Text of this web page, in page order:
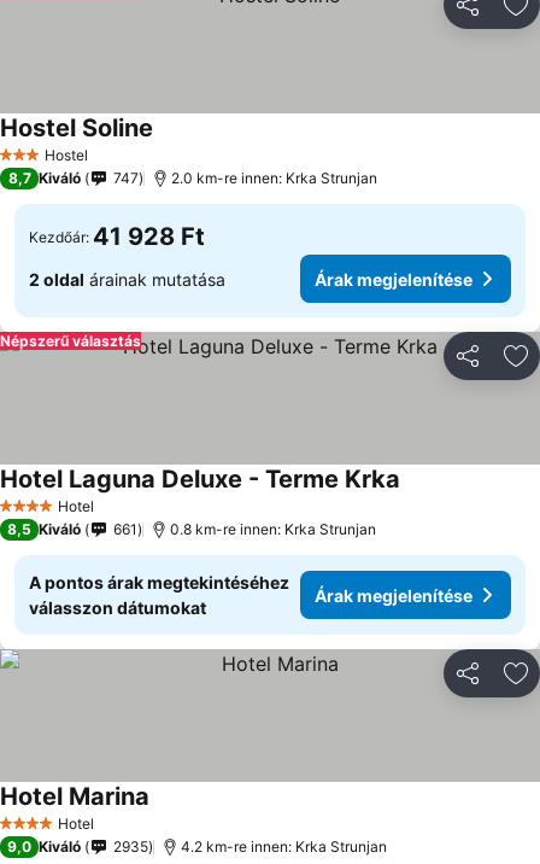
3 Kategória
Hostel
Hostel Soline
8,7 Kiváló 747 2.0 km-re innen: Krka Strunjan
Kezdőár: 41 928 Ft
2 oldal árainak mutatása Árak megjelenítése
Népszerű választás
4 KategóriaHotel
Hotel Laguna Deluxe - Terme Krka
8,5 Kiváló 661 0.8 km-re innen: Krka Strunjan
A pontos árak megtekintéséhez
válasszon dátumokat
Árak megjelenítése
4 KategóriaHotel
Hotel Marina
9,0 Kiváló 2935 4.2 km-re innen: Krka Strunjan